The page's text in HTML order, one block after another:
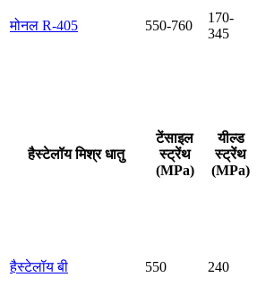
मोनल R-405 550-760
170-
345
हैस्टेलॉय मिश्र धातु
टेंसाइल
स्ट्रेंथ
(MPa)
यील्ड
स्ट्रेंथ
(MPa)
हैस्टेलॉय बी 550 240